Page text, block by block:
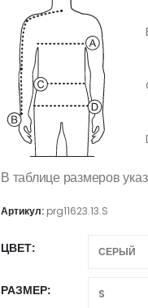
В таблице размеров
Артикул: prg11623.13.S
ЦВЕТ
РАЗМЕР